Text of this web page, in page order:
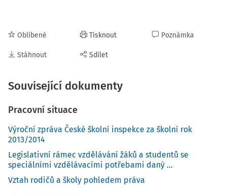
Oblíbené
Stáhnout
Tisknout
Sdílet
Poznámka
Související dokumenty
Pracovní situace
Výroční zpráva České školní inspekce za školní rok
2013/2014
Legislativní rámec vzdělávání žáků a studentů se
speciálními vzdělávacími potřebami daný ...
Vztah rodičů a školy pohledem práva